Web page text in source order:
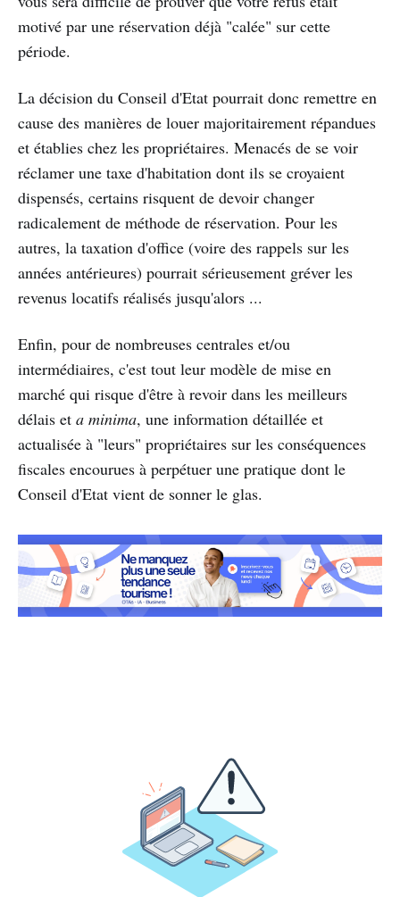
motivé par une réservation déjà "calée" sur cette
période.
La décision du Conseil d'Etat pourrait donc remettre en
cause des manières de louer majoritairement répandues
et établies chez les propriétaires. Menacés de se voir
réclamer une taxe d'habitation dont ils se croyaient
dispensés, certains risquent de devoir changer
radicalement de méthode de réservation. Pour les
autres, la taxation d'office (voire des rappels sur les
années antérieures) pourrait sérieusement gréver les
revenus locatifs réalisés jusqu'alors ...
Enfin, pour de nombreuses centrales et/ou
intermédiaires, c'est tout leur modèle de mise en
marché qui risque d'être à revoir dans les meilleurs
délais et a minima, une information détaillée et
actualisée à "leurs" propriétaires sur les conséquences
fiscales encourues à perpétuer une pratique dont le
Conseil d'Etat vient de sonner le glas.